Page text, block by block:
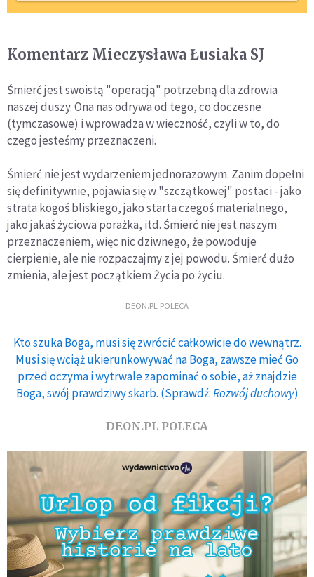
Komentarz Mieczysława Łusiaka SJ
Śmierć jest swoistą "operacją" potrzebną dla zdrowia
naszej duszy. Ona nas odrywa od tego, co doczesne
(tymczasowe) i wprowadza w wieczność, czyli w to, do
czego jesteśmy przeznaczeni.
Śmierć nie jest wydarzeniem jednorazowym. Zanim dopełni
się definitywnie, pojawia się w "szczątkowej" postaci - jako
strata kogoś bliskiego, jako starta czegoś materialnego,
jako jakaś życiowa porażka, itd. Śmierć nie jest naszym
przeznaczeniem, więc nic dziwnego, że powoduje
cierpienie, ale nie rozpaczajmy z jej powodu. Śmierć dużo
zmienia, ale jest początkiem Życia po życiu.
DEON.PL POLECA
Kto szuka Boga, musi się zwrócić całkowicie do wewnątrz.
Musi się wciąż ukierunkowywać na Boga, zawsze mieć Go
przed oczyma i wytrwale zapominać o sobie, aż znajdzie
Boga, swój prawdziwy skarb. (Sprawdź:Rozwój duchowy)
DEON.PL POLECA